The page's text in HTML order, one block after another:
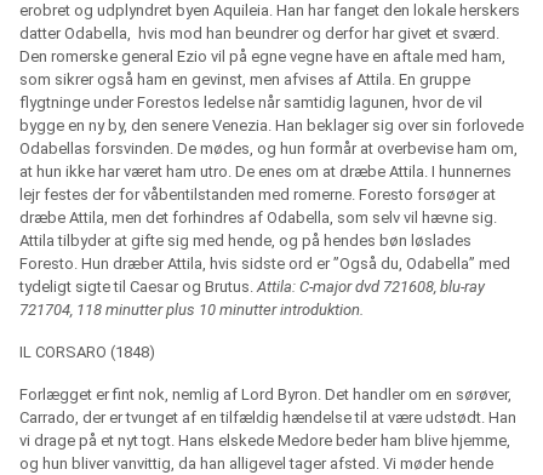
erobret og udplyndret byen Aquileia. Han har fanget den lokale herskers
datter Odabella, hvis mod han beundrer og derfor har givet et sværd.
Den romerske general Ezio vil på egne vegne have en aftale med ham,
som sikrer også ham en gevinst, men afvises af Attila. En gruppe
flygtninge under Forestos ledelse når samtidig lagunen, hvor de vil
bygge en ny by, den senere Venezia. Han beklager sig over sin forlovede
Odabellas forsvinden. De mødes, og hun formår at overbevise ham om,
at hun ikke har været ham utro. De enes om at dræbe Attila. I hunnernes
lejr festes der for våbentilstanden med romerne. Foresto forsøger at
dræbe Attila, men det forhindres af Odabella, som selv vil hævne sig.
Attila tilbyder at gifte sig med hende, og på hendes bøn løslades
Foresto. Hun dræber Attila, hvis sidste ord er ”Også du, Odabella” med
tydeligt sigte til Caesar og Brutus.Attila: C-major dvd 721608, blu-ray
721704, 118 minutter plus 10 minutter introduktion.
IL CORSARO (1848)
Forlægget er fint nok, nemlig af Lord Byron. Det handler om en sørøver,
Carrado, der er tvunget af en tilfældig hændelse til at være udstødt. Han
vi drage på et nyt togt. Hans elskede Medore beder ham blive hjemme,
og hun bliver vanvittig, da han alligevel tager afsted. Vi møder hende